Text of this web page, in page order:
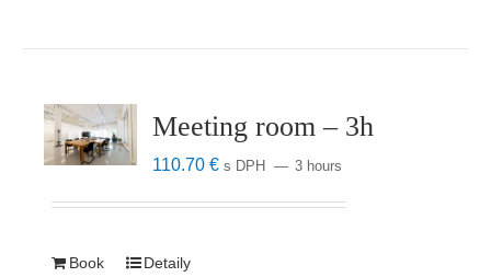
Meeting room – 3h
110.70€ s DPH 3 hours
Book Detaily